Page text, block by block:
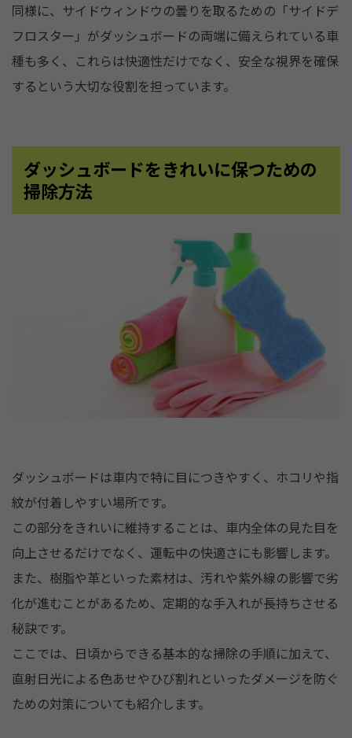
同様に、サイドウィンドウの曇りを取るための「サイドデ
フロスター」がダッシュボードの両端に備えられている車
種も多く、これらは快適性だけでなく、安全な視界を確保
するという大切な役割を担っています。
ダッシュボードをきれいに保つための
掃除方法
ダッシュボードは車内で特に目につきやすく、ホコリや指
紋が付着しやすい場所です。
この部分をきれいに維持することは、車内全体の見た目を
向上させるだけでなく、運転中の快適さにも影響します。
また、樹脂や革といった素材は、汚れや紫外線の影響で劣
化が進むことがあるため、定期的な手入れが長持ちさせる
秘訣です。
ここでは、日頃からできる基本的な掃除の手順に加えて、
直射日光による色あせやひび割れといったダメージを防ぐ
ための対策についても紹介します。